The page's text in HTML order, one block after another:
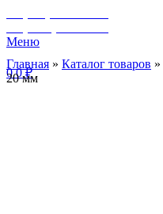
Меню
00₽
Главная » Каталог товаров »
20 мм